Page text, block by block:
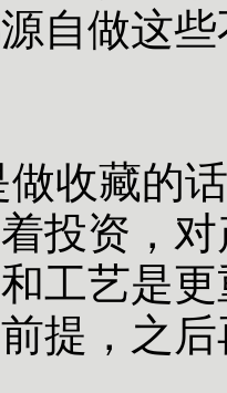
自做这
藏的话
投资，
工艺是
提，之